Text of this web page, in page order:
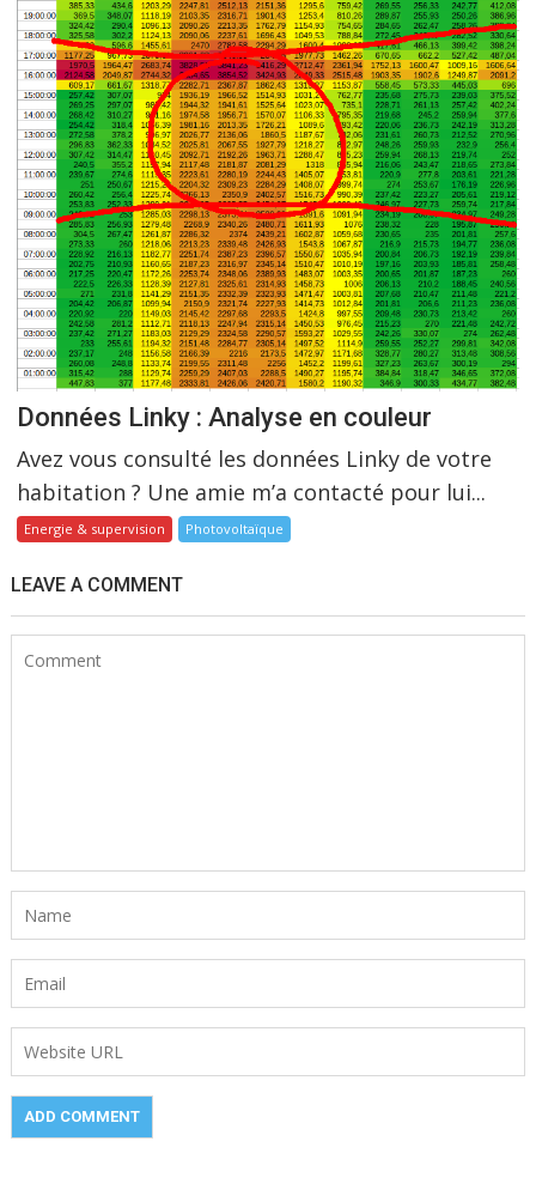
Données Linky : Analyse en couleur
Avez vous consulté les données Linky de votre
habitation ? Une amie m’a contacté pour lui...
Energie & supervision Photovoltaïque
LEAVE A COMMENT